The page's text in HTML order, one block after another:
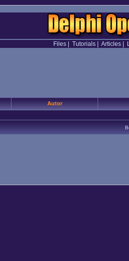
Files| Tutorials| Articles|
Autor